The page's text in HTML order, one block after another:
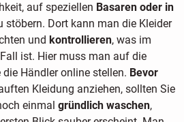
auf speziellen Basaren oder in
stöbern. Dort kann man die Kleider
und kontrollieren, was im
ist. Hier muss man auf die
die Händler online stellen. Bevor
Kleidung anziehen, sollten Sie
einmal gründlich waschen,